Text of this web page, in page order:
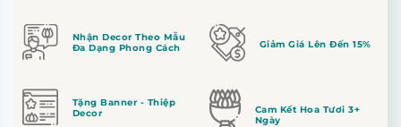
Nhận Decor Theo Mẫu
Đa Dạng Phong Cách
Giảm Giá Lên Đến 15%
Tặng Banner - Thiệp
Decor
Cam Kết Hoa Tươi 3+
Ngày